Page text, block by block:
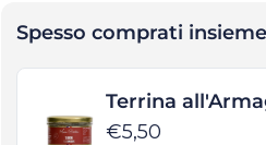
Spesso comprati insieme
Terrina
€5,50